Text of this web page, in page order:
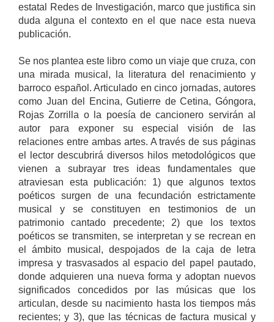
estatal Redes de Investigación, marco que justifica sin
duda alguna el contexto en el que nace esta nueva
publicación.
Se nos plantea este libro como un viaje que cruza, con
una mirada musical, la literatura del renacimiento y
barroco español. Articulado en cinco jornadas, autores
como Juan del Encina, Gutierre de Cetina, Góngora,
Rojas Zorrilla o la poesía de cancionero servirán al
autor para exponer su especial visión de las
relaciones entre ambas artes. A través de sus páginas
el lector descubrirá diversos hilos metodológicos que
vienen a subrayar tres ideas fundamentales que
atraviesan esta publicación: 1) que algunos textos
poéticos surgen de una fecundación estrictamente
musical y se constituyen en testimonios de un
patrimonio cantado precedente; 2) que los textos
poéticos se transmiten, se interpretan y se recrean en
el ámbito musical, despojados de la caja de letra
impresa y trasvasados al espacio del papel pautado,
donde adquieren una nueva forma y adoptan nuevos
significados concedidos por las músicas que los
articulan, desde su nacimiento hasta los tiempos más
recientes; y 3), que las técnicas de factura musical y